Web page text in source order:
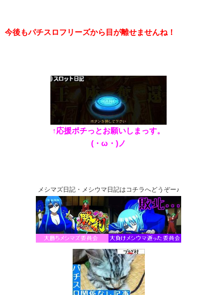
今後もパチスロフリーズから目が離せませんね！
↑応援ポチっとお願いしまっす。
(・ω・)ノ
メシマズ日記・メシウマ日記はコチラへどうぞー♪